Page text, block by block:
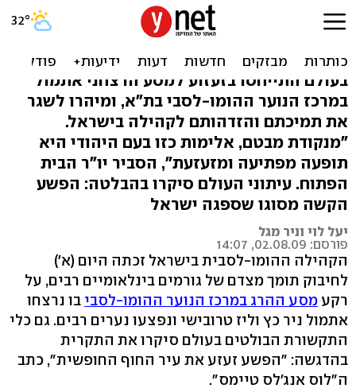
בעולם מזדהים: בישראל היתה
אידיליה שהתפוצצה
בעולם התייחסו בזעזוע למסע הרצחני אתמול
במרכז הנוער ההומו-לסבי בת"א, ומיהרו לשגר
את תמיכתם והזדהותם לקהילה בישראל.
"מנקודת מבטם, אלימות כזו בעם היהודי היא
תופעה מפתיעה ומזעזעת", הסביר יו"ר הבית
הפתוח. עיתוני העולם סיקרו בהבלטה: הפשע
הקשה מסוגו שספגה ישראל
יעל לוי וניר מגל
פורסם: 02.08.09, 14:07
הקהילה ההומו-לסבית בישראל זכתה היום (א')
לחיבוק תומך מצדם של גורמים בינלאומיים רבים, על
רקע מסע ההרג במרכז הנוער ההומו-לסבי בו נרצחו
אתמול ניר כץ וליז טרובישי ונפצעו נערים רבים. גם כלי
התקשורת הבולטים בעולם סיקרו את התקרית
בהדגשה: "הפשע זעזע את עיר החוף החופשית", כתב
ה"לוס אנג'לס טיימס".